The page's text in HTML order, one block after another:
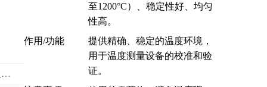
北京约克仪器技术开发有限责任公司
至1200°C）、稳定性好、均匀
性高。
作用/功能
提供精确、稳定的温度环境，
用于温度测量设备的校准和验
证。